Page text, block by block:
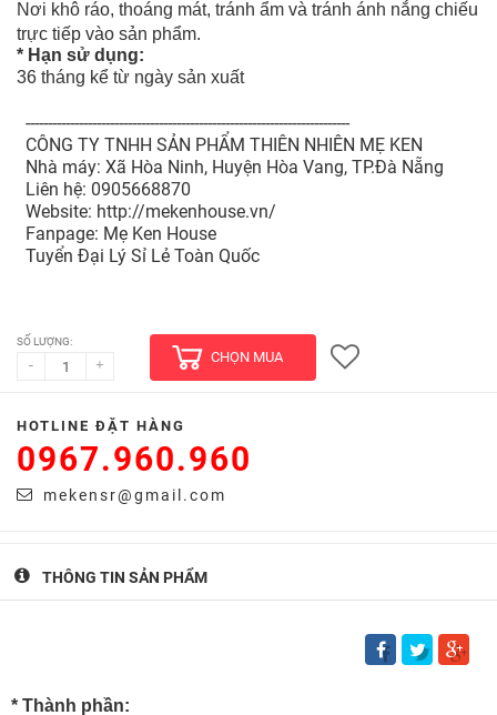
Nơi khô ráo, thoáng mát, tránh ẩm và tránh ánh nắng chiếu
trực tiếp vào sản phẩm.
* Hạn sử dụng:
36 tháng kể từ ngày sản xuất
-------------------------------------------------------------------------
CÔNG TY TNHH SẢN PHẨM THIÊN NHIÊN MẸ KEN
Nhà máy: Xã Hòa Ninh, Huyện Hòa Vang, TP.Đà Nẵng
Liên hệ: 0905668870
Website: http://mekenhouse.vn/
Fanpage: Mẹ Ken House
Tuyển Đại Lý Sỉ Lẻ Toàn Quốc
SỐ LƯỢNG:
- +
CHỌN MUA
HOTLINE ĐẶT HÀNG
0967.960.960
mekensr@gmail.com
THÔNG TIN SẢN PHẨM
* Thành phần: